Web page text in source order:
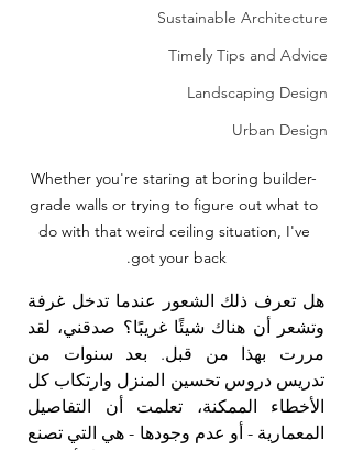
Sustainable Architecture
Timely Tips and Advice
Landscaping Design
Urban Design
Whether you're staring at boring builder-
grade walls or trying to figure out what to
do with that weird ceiling situation, I've
got your back.